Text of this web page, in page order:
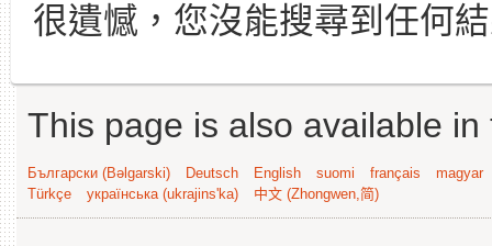
很遺憾，您沒能搜尋到任何
This page is also available
Български (Bəlgarski) Deutsch English suomi français
magyar
Türkçe
українська (ukrajins'ka) 中文 (Zhongwen,简)